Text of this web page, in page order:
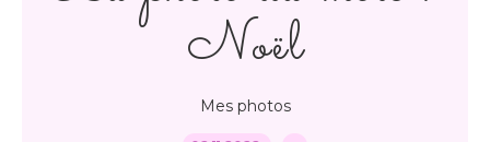
Noël
Mes photos